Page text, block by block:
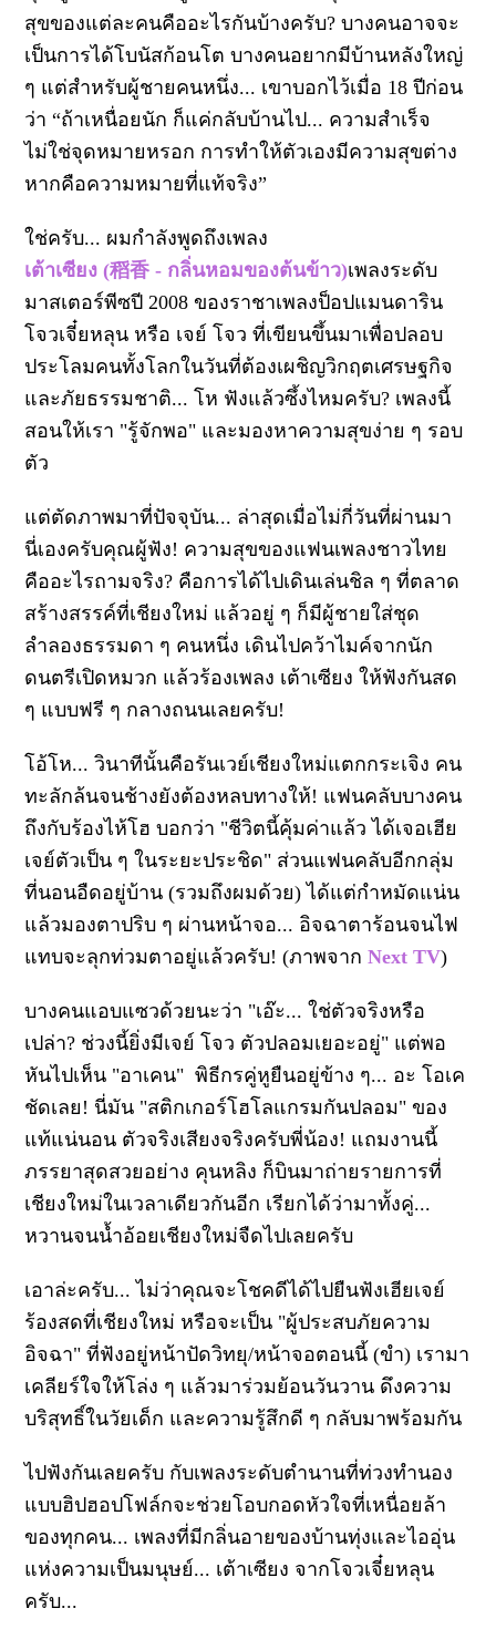
สุขของแต่ละคนคืออะไรกันบ้างครับ? บางคนอาจจะ
เป็นการได้โบนัสก้อนโต บางคนอยากมีบ้านหลังใหญ่
ๆ แต่สำหรับผู้ชายคนหนึ่ง... เขาบอกไว้เมื่อ 18 ปีก่อน
ว่า “ถ้าเหนื่อยนัก ก็แค่กลับบ้านไป... ความสำเร็จ
ไม่ใช่จุดหมายหรอก การทำให้ตัวเองมีความสุขต่าง
หากคือความหมายที่แท้จริง”
ใช่ครับ... ผมกำลังพูดถึงเพลง
เต้าเซียง (稻香 - กลิ่นหอมของต้นข้าว)เพลงระดับ
มาสเตอร์พีซปี 2008 ของราชาเพลงป็อปแมนดาริน
โจวเจี๋ยหลุน หรือ เจย์ โจว ที่เขียนขึ้นมาเพื่อปลอบ
ประโลมคนทั้งโลกในวันที่ต้องเผชิญวิกฤตเศรษฐกิจ
และภัยธรรมชาติ... โห ฟังแล้วซึ้งไหมครับ? เพลงนี้
สอนให้เรา "รู้จักพอ" และมองหาความสุขง่าย ๆ รอบ
ตัว
แต่ตัดภาพมาที่ปัจจุบัน... ล่าสุดเมื่อไม่กี่วันที่ผ่านมา
นี่เองครับคุณผู้ฟัง! ความสุขของแฟนเพลงชาวไทย
คืออะไรถามจริง? คือการได้ไปเดินเล่นชิล ๆ ที่ตลาด
สร้างสรรค์ที่เชียงใหม่ แล้วอยู่ ๆ ก็มีผู้ชายใส่ชุด
ลำลองธรรมดา ๆ คนหนึ่ง เดินไปคว้าไมค์จากนัก
ดนตรีเปิดหมวก แล้วร้องเพลง เต้าเซียง ให้ฟังกันสด
ๆ แบบฟรี ๆ กลางถนนเลยครับ!
โอ้โห... วินาทีนั้นคือรันเวย์เชียงใหม่แตกกระเจิง คน
ทะลักล้นจนช้างยังต้องหลบทางให้! แฟนคลับบางคน
ถึงกับร้องไห้โฮ บอกว่า "ชีวิตนี้คุ้มค่าแล้ว ได้เจอเฮีย
เจย์ตัวเป็น ๆ ในระยะประชิด" ส่วนแฟนคลับอีกกลุ่ม
ที่นอนอืดอยู่บ้าน (รวมถึงผมด้วย) ได้แต่กำหมัดแน่น
แล้วมองตาปริบ ๆ ผ่านหน้าจอ... อิจฉาตาร้อนจนไฟ
แทบจะลุกท่วมตาอยู่แล้วครับ! (ภาพจากNext TV)
บางคนแอบแซวด้วยนะว่า "เอ๊ะ... ใช่ตัวจริงหรือ
เปล่า? ช่วงนี้ยิ่งมีเจย์ โจว ตัวปลอมเยอะอยู่" แต่พอ
หันไปเห็น "อาเคน" พิธีกรคู่หูยืนอยู่ข้าง ๆ... อะ โอเค
ชัดเลย! นี่มัน "สติกเกอร์โฮโลแกรมกันปลอม" ของ
แท้แน่นอน ตัวจริงเสียงจริงครับพี่น้อง! แถมงานนี้
ภรรยาสุดสวยอย่าง คุนหลิง ก็บินมาถ่ายรายการที่
เชียงใหม่ในเวลาเดียวกันอีก เรียกได้ว่ามาทั้งคู่...
หวานจนน้ำอ้อยเชียงใหม่จืดไปเลยครับ
เอาล่ะครับ... ไม่ว่าคุณจะโชคดีได้ไปยืนฟังเฮียเจย์
ร้องสดที่เชียงใหม่ หรือจะเป็น "ผู้ประสบภัยความ
อิจฉา" ที่ฟังอยู่หน้าปัดวิทยุ/หน้าจอตอนนี้ (ขำ) เรามา
เคลียร์ใจให้โล่ง ๆ แล้วมาร่วมย้อนวันวาน ดึงความ
บริสุทธิ์ในวัยเด็ก และความรู้สึกดี ๆ กลับมาพร้อมกัน
ไปฟังกันเลยครับ กับเพลงระดับตำนานที่ท่วงทำนอง
แบบฮิปฮอปโฟล์กจะช่วยโอบกอดหัวใจที่เหนื่อยล้า
ของทุกคน... เพลงที่มีกลิ่นอายของบ้านทุ่งและไออุ่น
แห่งความเป็นมนุษย์... เต้าเซียง จากโจวเจี๋ยหลุน
ครับ...